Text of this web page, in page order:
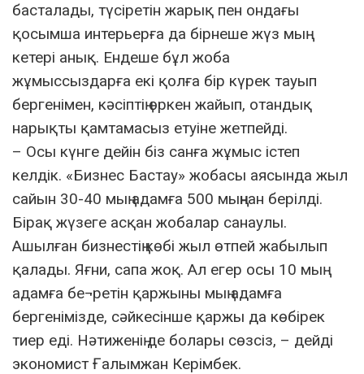
басталады, түсіретін жарық пен ондағы
қосымша интерьерға да бірнеше жүз мың
кетері анық. Ендеше бұл жоба
жұмыссыздарға екі қолға бір күрек тауып
бергенімен, кәсіптің өркен жайып, отандық
нарықты қамтамасыз етуіне жетпейді.
– Осы күнге дейін біз санға жұмыс істеп
келдік. «Бизнес Бастау» жобасы аясында жыл
сайын 30-40 мың адамға 500 мыңнан берілді.
Бірақ жүзеге асқан жобалар санаулы.
Ашылған бизнестің көбі жыл өтпей жабылып
қалады. Яғни, сапа жоқ. Ал егер осы 10 мың
адамға бе¬ретін қаржыны мың адамға
бергенімізде, сәйкесінше қаржы да көбірек
тиер еді. Нәтиженің де болары сөзсіз, – дейді
экономист Ғалымжан Керімбек.